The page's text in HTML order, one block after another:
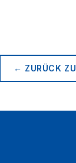
← ZURÜCK ZU